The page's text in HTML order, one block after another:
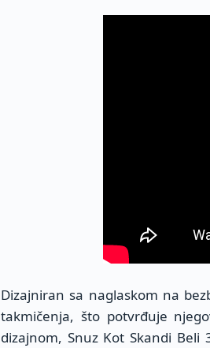
Dizajniran sa naglaskom na
takmičenja, što potvrđuje
dizajnom, Snuz Kot Skandi